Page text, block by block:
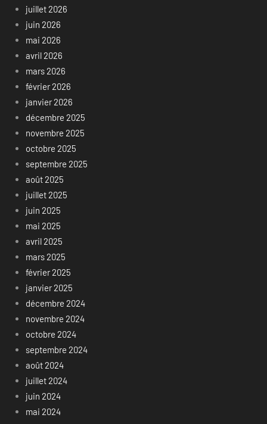
juillet 2026
juin 2026
mai 2026
avril 2026
mars 2026
février 2026
janvier 2026
décembre 2025
novembre 2025
octobre 2025
septembre 2025
août 2025
juillet 2025
juin 2025
mai 2025
avril 2025
mars 2025
février 2025
janvier 2025
décembre 2024
novembre 2024
octobre 2024
septembre 2024
août 2024
juillet 2024
juin 2024
mai 2024